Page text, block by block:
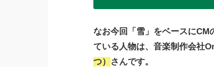
なお今回「雪」をベースにCM
ている人物は、音楽制作会社
つ）
さんです。